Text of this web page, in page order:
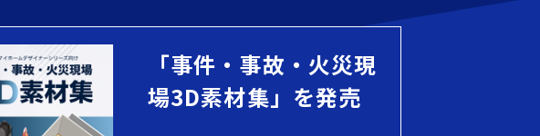
「事件・事故・火災現
場3D素材集」を発売